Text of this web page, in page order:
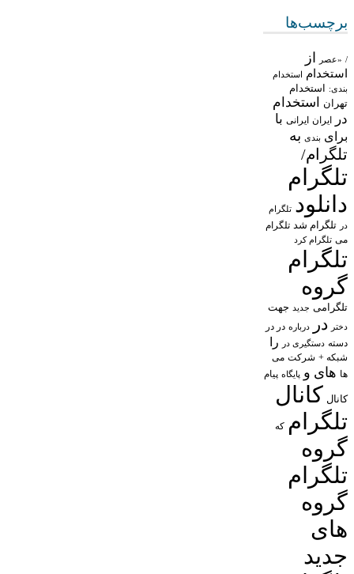
برچسب‌ها
/ «عصر از
استخدام استخدام
بندی: استخدام
تهران
استخدام
در
ایران ایرانی با
برای بندی به
تلگرام/
تلگرام
دانلود تلگرام
در تلگرام شد تلگرام
می تلگرام کرد
تلگرام
گروه
تلگرامی جدید جهت
دختر در درباره در در
دسته دستگیری در را
شبکه + شرکت می
ها های و پایگاه پیام
کانال کانال
تلگرام که
گروه
تلگرام
گروه
های
جدید